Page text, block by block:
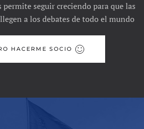
seguir creciendo para que las
a los debates de todo el mundo
HACERME SOCIO